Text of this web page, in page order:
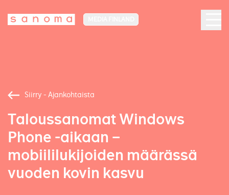
Siirry - Ajankohtaista
Taloussanomat Windows
Phone -aikaan –
mobiililukijoiden määrässä
vuoden kovin kasvu